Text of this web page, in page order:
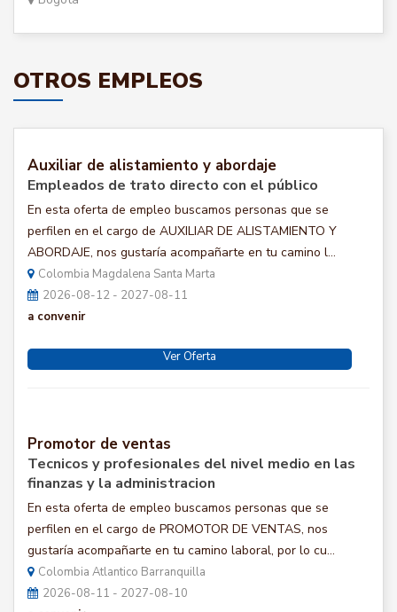
OTROS EMPLEOS
Auxiliar de alistamiento y abordaje
Empleados de trato directo con el público
En esta oferta de empleo buscamos personas que se
perfilen en el cargo de AUXILIAR DE ALISTAMIENTO Y
ABORDAJE, nos gustaría acompañarte en tu camino l...
Colombia Magdalena Santa Marta
2026-08-12 - 2027-08-11
a convenir
Ver Oferta
Promotor de ventas
Tecnicos y profesionales del nivel medio en las
finanzas y la administracion
En esta oferta de empleo buscamos personas que se
perfilen en el cargo de PROMOTOR DE VENTAS, nos
gustaría acompañarte en tu camino laboral, por lo cu...
Colombia Atlantico Barranquilla
2026-08-11 - 2027-08-10